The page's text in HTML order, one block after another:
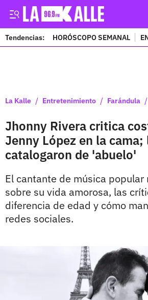
Tendencias: HORÓSCOPO SEMANAL
La Kalle / Entretenimiento / Farándula /
Jhonny Rivera critica
Jenny López en la cama;
catalogaron de 'abuelo'
El cantante de música
sobre su vida amorosa, las
diferencia de edad y cómo
redes sociales.